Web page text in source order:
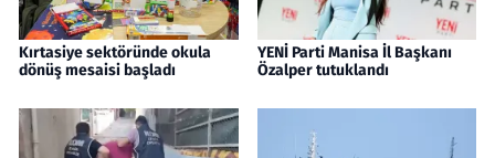
Kırtasiye sektöründe okula
dönüş mesaisi başladı
YENİ Parti Manisa İl Başkanı
Özalper tutuklandı